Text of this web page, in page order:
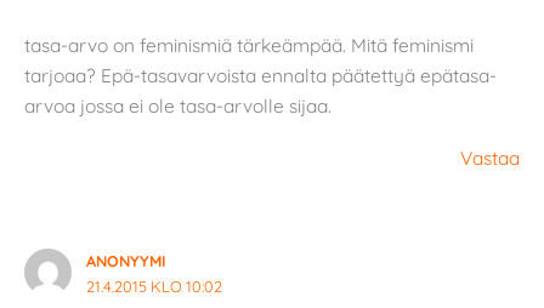
tasa-arvo on feminismiä tärkeämpää. Mitä feminismi
tarjoaa? Epä-tasavarvoista ennalta päätettyä epätasa-
arvoa jossa ei ole tasa-arvolle sijaa.
Vastaa
ANONYYMI
21.4.2015 KLO 10:02